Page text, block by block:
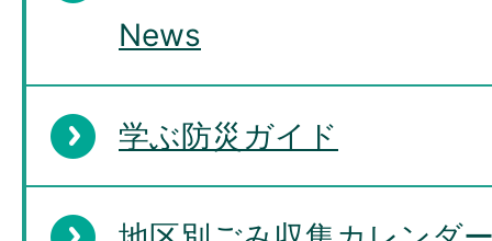
News
学ぶ防災ガイド